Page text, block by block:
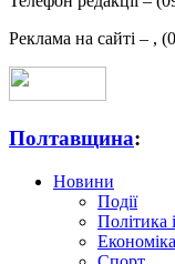
Реклама на сайті – ,
Полтавщина:
Новини
Події
Політика
Економіка